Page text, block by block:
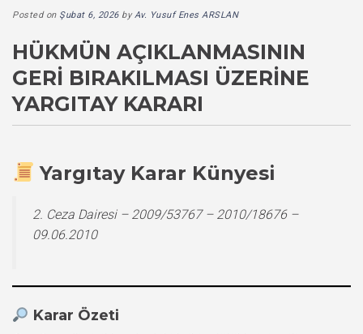
Posted on Şubat 6, 2026byAv. Yusuf Enes ARSLAN
HÜKMÜN AÇIKLANMASININ
GERI BIRAKILMASI ÜZERINE
YARGITAY KARARI
Yargıtay Karar Künyesi
2. Ceza Dairesi – 2009/53767 – 2010/18676 –
09.06.2010
Karar Özeti